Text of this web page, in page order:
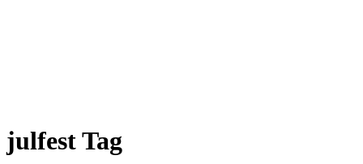
julfest Tag